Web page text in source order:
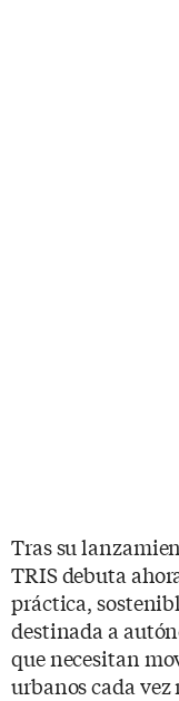
Tras su
TRIS debuta
práctica,
destinada a
que necesitan
urbanos cada